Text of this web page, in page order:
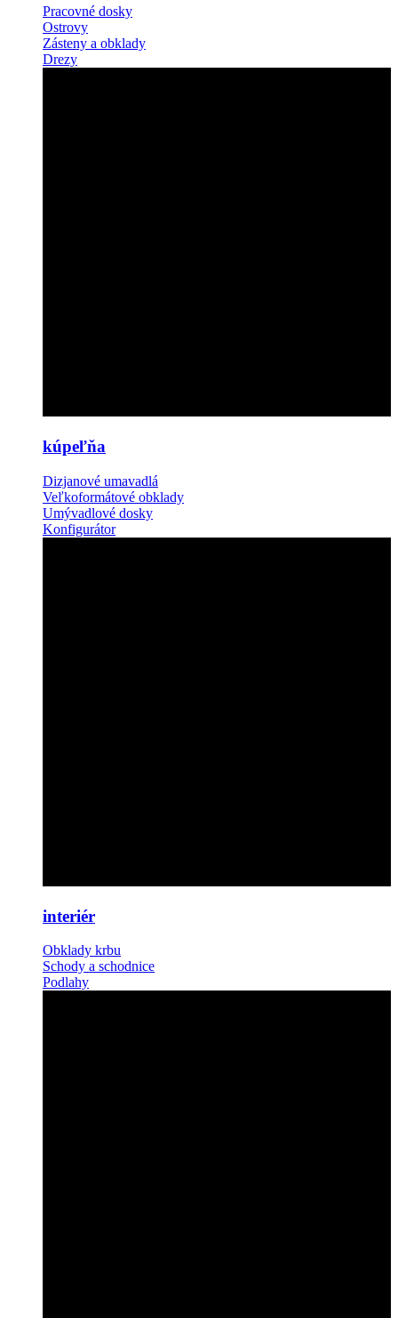
Pracovné dosky
Ostrovy
Zásteny a obklady
Drezy
kúpeľňa
Dizjanové umavadlá
Veľkoformátové obklady
Umývadlové dosky
Konfigurátor
interiér
Obklady krbu
Schody a schodnice
Podlahy